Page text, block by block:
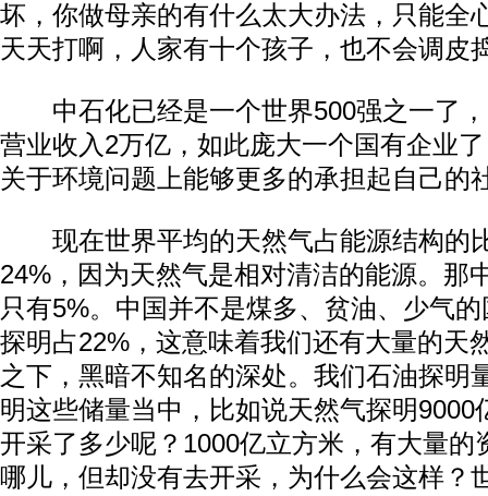
坏，你做母亲的有什么太大办法，只能全
天天打啊，人家有十个孩子，也不会调皮
中石化已经是一个世界500强之一了，
营业收入2万亿，如此庞大一个国有企业
关于环境问题上能够更多的承担起自己的
现在世界平均的天然气占能源结构的
24%，因为天然气是相对清洁的能源。那
只有5%。中国并不是煤多、贫油、少气
探明占22%，这意味着我们还有大量的天
之下，黑暗不知名的深处。我们石油探明
明这些储量当中，比如说天然气探明9000
开采了多少呢？1000亿立方米，有大量的
哪儿，但却没有去开采，为什么会这样？